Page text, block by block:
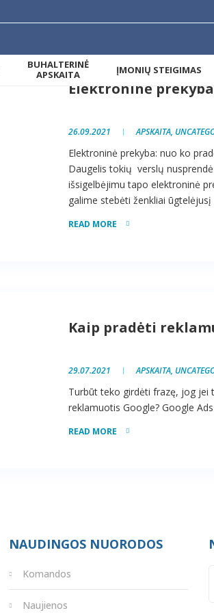
BUHALTERINĖ
APSKAITA
ĮMONIŲ STEIGIMAS
Elektroninė
26.09.2021 APSKAITA,
Elektroninė prekyba: nuo ko
Daugelis tokių verslų
išsigelbėjimu tapo elektroninė
galime stebėti ženkliai
READ MORE
Kaip pradėti
29.07.2021 APSKAITA,
Turbūt teko girdėti frazę, jog jei
reklamuotis Google? Google Ads
READ MORE
NAUDINGOS NUORODOS
Komandos
Naujienos